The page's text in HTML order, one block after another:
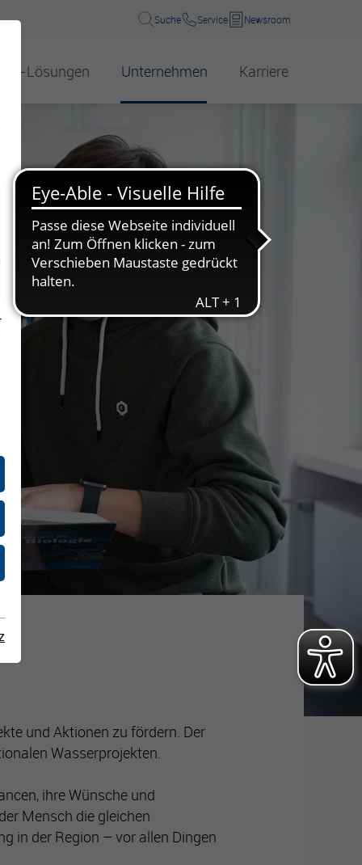
Suche Service Newsroom
Wasserhärte
Preise
Umweltbildung
Info-Material für Schulen und Co.
Veranstaltungen für Schulen und Co.
Wasserwerksbesuch für Schulen und Co.
Wasserwerksbesuch für Erwachsene
Natur pur
Wärmelösungen
B2B-Lösungen
Energie
Energieerzeugung
Energieeffizienz
Unternehmen
Über uns
Management
Compliance und Hinweisgeber
Zahlen, Daten, Fakten
Verantwortung für Gesellschaft und Umwelt
Gleichbehandlungsbericht
Investoren
Management
Corporate Governance
Karriere
und Aktionen zu fördern. Der
Wasserprojekten.
ihre Wünsche und
Mensch die gleichen
in der Region – vor allen Dingen